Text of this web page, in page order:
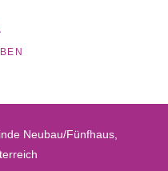
Neubau/Fünfhaus,